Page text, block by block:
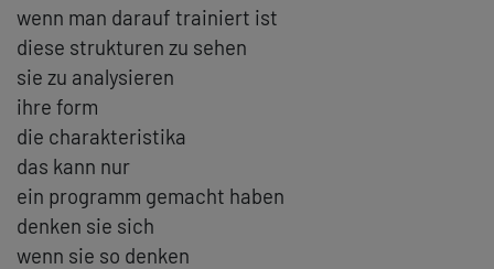
wenn man darauf trainiert ist
diese strukturen zu sehen
sie zu analysieren
ihre form
die charakteristika
das kann nur
ein programm gemacht haben
denken sie sich
wenn sie so denken